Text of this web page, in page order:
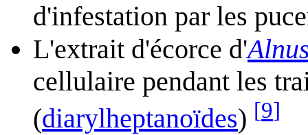
d'infestation par les
L'extrait d'écorce d'
cellulaire pendant les
(diarylheptanoïdes) [9]